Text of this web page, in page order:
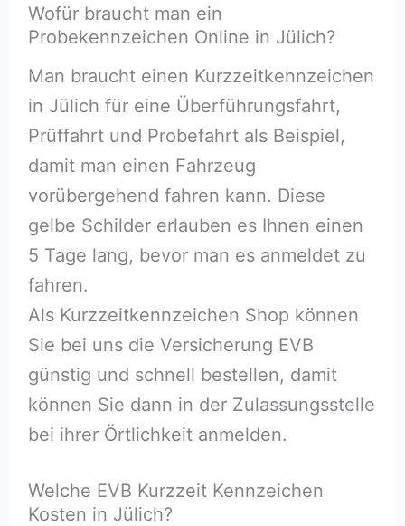
Wofür braucht man ein
Probekennzeichen Online in Jülich?
Man braucht einen Kurzzeitkennzeichen
in Jülich für eine Überführungsfahrt,
Prüffahrt und Probefahrt als Beispiel,
damit man einen Fahrzeug
vorübergehend fahren kann. Diese
gelbe Schilder erlauben es Ihnen einen
5 Tage lang, bevor man es anmeldet zu
fahren.
Als Kurzzeitkennzeichen Shop können
Sie bei uns die Versicherung EVB
günstig und schnell bestellen, damit
können Sie dann in der Zulassungsstelle
bei ihrer Örtlichkeit anmelden.
Welche EVB Kurzzeit Kennzeichen
Kosten in Jülich?